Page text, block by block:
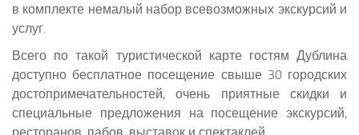
в комплекте немалый набор всевозможных экскурсий и
услуг.
Всего по такой туристической карте гостям Дублина
доступно бесплатное посещение свыше 30 городских
достопримечательностей, очень приятные скидки и
специальные предложения на посещение экскурсий,